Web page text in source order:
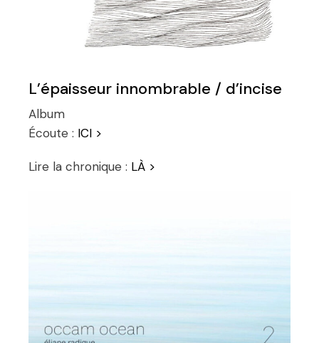
L’épaisseur innombrable / d’incise
Album
Écoute : ICI >
Lire la chronique : LÀ >